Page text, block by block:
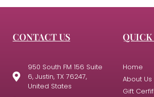
CONTACT US
950 South FM 156 Suite
6, Justin, TX 76247,
United States
Home
About Us
Gift